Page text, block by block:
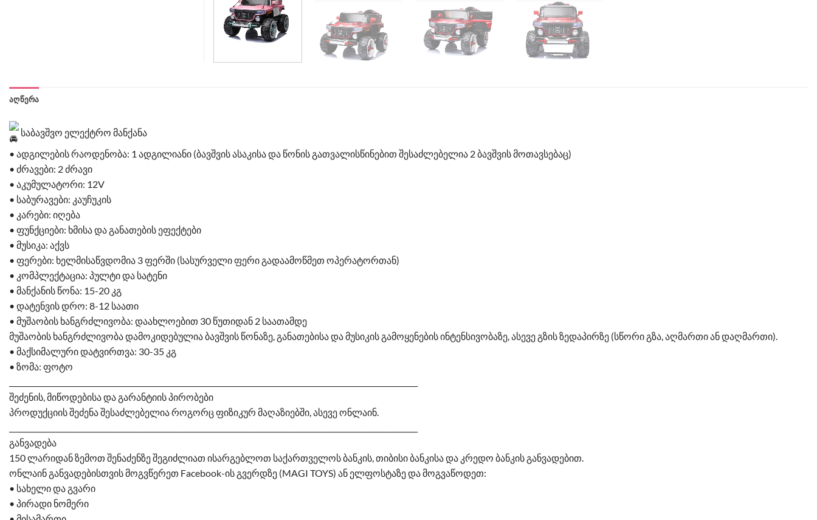
ᲐᲦᲬᲔᲠᲐ
საბავშვო ელექტრო მანქანა
• ადგილების რაოდენობა: 1 ადგილიანი (ბავშვის ასაკისა და წონის გათვალისწინებით შესაძლებელია 2 ბავშვის მოთავსებაც)
• ძრავები: 2 ძრავი
• აკუმულატორი: 12V
• საბურავები: კაუჩუკის
• კარები: იღება
• ფუნქციები: ხმისა და განათების ეფექტები
• მუსიკა: აქვს
• ფერები: ხელმისაწვდომია 3 ფერში (სასურველი ფერი გადაამოწმეთ ოპერატორთან)
• კომპლექტაცია: პულტი და სატენი
• მანქანის წონა: 15-20 კგ
• დატენვის დრო: 8-12 საათი
• მუშაობის ხანგრძლივობა: დაახლოებით 30 წუთიდან 2 საათამდე
მუშაობის ხანგრძლივობა დამოკიდებულია ბავშვის წონაზე, განათებისა და მუსიკის გამოყენების ინტენსივობაზე, ასევე გზის ზედაპირზე (სწორი გზა, აღმართი ან დაღმართი).
• მაქსიმალური დატვირთვა: 30-35 კგ
• ზომა: ფოტო
შეძენის, მიწოდებისა და გარანტიის პირობები
პროდუქციის შეძენა შესაძლებელია როგორც ფიზიკურ მაღაზიებში, ასევე ონლაინ.
განვადება
150 ლარიდან ზემოთ შენაძენზე შეგიძლიათ ისარგებლოთ საქართველოს ბანკის, თიბისი ბანკისა და კრედო ბანკის განვადებით.
ონლაინ განვადებისთვის მოგვწერეთ Facebook-ის გვერდზე (MAGI TOYS) ან ელფოსტაზე და მოგვაწოდეთ:
• სახელი და გვარი
• პირადი ნომერი